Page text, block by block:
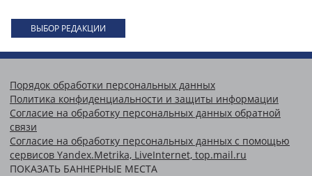
ВЫБОР РЕДАКЦИИ
Порядок обработки персональных данных
Политика конфиденциальности и защиты информации
Согласие на обработку персональных данных обратной
связи
Согласие на обработку персональных данных с помощью
сервисов Yandex.Metrika, LiveInternet, top.mail.ru
ПОКАЗАТЬ БАННЕРНЫЕ МЕСТА